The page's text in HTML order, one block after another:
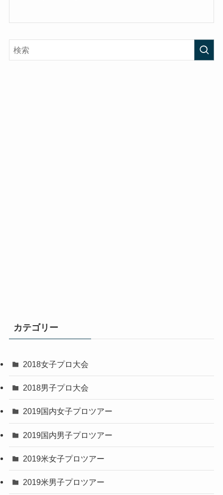
カテゴリー
2018女子プロ大会
2018男子プロ大会
2019国内女子プロツアー
2019国内男子プロツアー
2019米女子プロツアー
2019米男子プロツアー